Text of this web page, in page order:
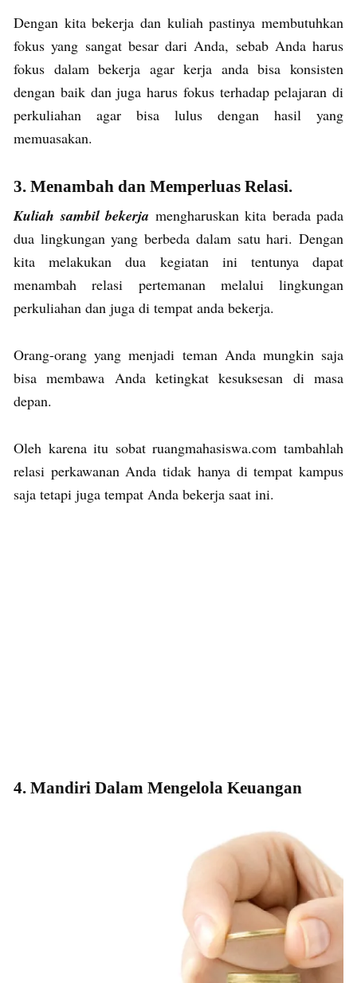
Dengan kita bekerja dan kuliah pastinya membutuhkan
fokus yang sangat besar dari Anda, sebab Anda harus
fokus dalam bekerja agar kerja anda bisa konsisten
dengan baik dan juga harus fokus terhadap pelajaran di
perkuliahan agar bisa lulus dengan hasil yang
memuasakan.
3. Menambah dan Memperluas Relasi.
Kuliah sambil bekerja mengharuskan kita berada pada
dua lingkungan yang berbeda dalam satu hari. Dengan
kita melakukan dua kegiatan ini tentunya dapat
menambah relasi pertemanan melalui lingkungan
perkuliahan dan juga di tempat anda bekerja.
Orang-orang yang menjadi teman Anda mungkin saja
bisa membawa Anda ketingkat kesuksesan di masa
depan.
Oleh karena itu sobat ruangmahasiswa.com tambahlah
relasi perkawanan Anda tidak hanya di tempat kampus
saja tetapi juga tempat Anda bekerja saat ini.
4. Mandiri Dalam Mengelola Keuangan